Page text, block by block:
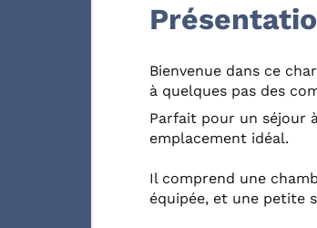
Bienvenue dans ce
à quelques pas des
Parfait pour un séjour
emplacement idéal.
Il comprend une
équipée, et une petite